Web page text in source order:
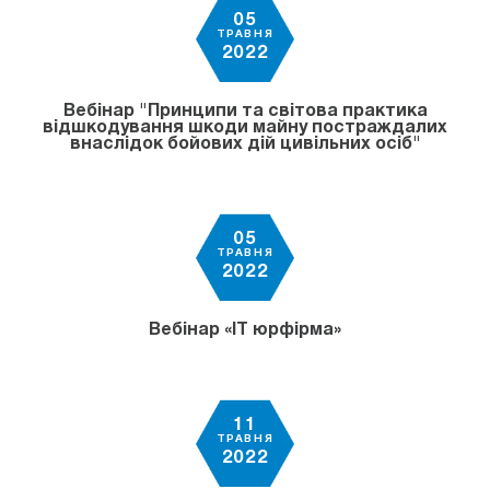
05
ТРАВНЯ
2022
Вебінар "Принципи та світова практика
відшкодування шкоди майну постраждалих
внаслідок бойових дій цивільних осіб"
05
ТРАВНЯ
2022
Вебінар «IT юрфірма»
11
ТРАВНЯ
2022